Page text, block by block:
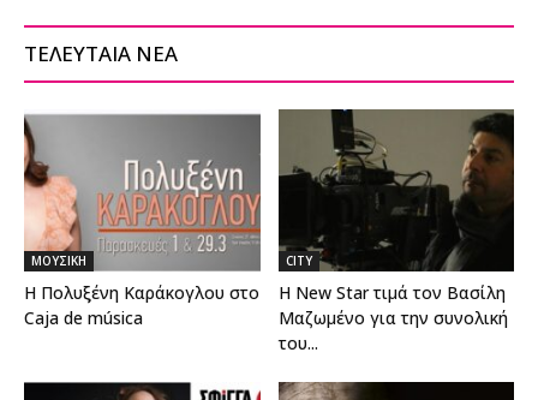
ΤΕΛΕΥΤΑΙΑ ΝΕΑ
ΜΟΥΣΙΚΗ
Η Πολυξένη Καράκογλου στο
Caja de música
CITY
Η New Star τιμά τον Βασίλη
Μαζωμένο για την συνολική
του...